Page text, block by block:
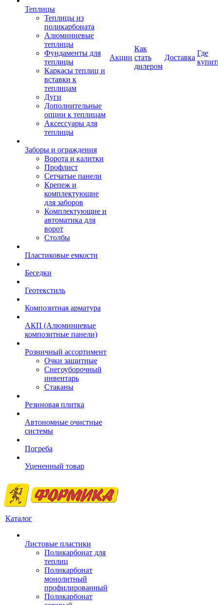
Теплицы
Теплицы из
поликарбоната
Алюминиевые
теплицы
Фундаменты для
теплицы
Каркасы теплиц и
вставки к
теплицам
Дуги
Дополнительные
опции к теплицам
Аксессуары для
теплицы
Заборы и ограждения
Ворота и калитки
Профлист
Сетчатые панели
Крепеж и
комплектующие
для заборов
Комплектующие и
автоматика для
ворот
Столбы
Пластиковые емкости
Беседки
Геотекстиль
Композитная арматура
АКП (Алюминиевые
композитные панели)
Розничный ассортимент
Очки защитные
Снегоуборочный
инвентарь
Стаканы
Резиновая плитка
Автономные очистные
системы
Погреба
Уцененный товар
Акции
Как
стать
дилером
Доставка
Где
Каталог
Листовые пластики
Поликарбонат для
теплиц
Поликарбонат
монолитный
профилированный
Поликарбонат